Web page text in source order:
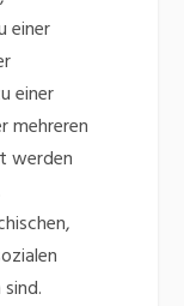
einer
einer
mehreren
werden